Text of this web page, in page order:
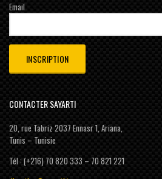
Email
CONTACTER SAYARTI
20, rue Tabriz 2037 Ennasr 1, Ariana,
Tunis – Tunisie
Tél : (+216) 70 820 333 – 70 821 221